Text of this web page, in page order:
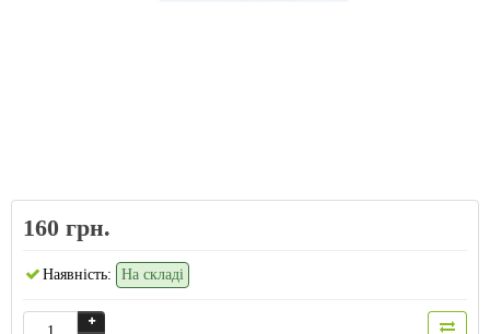
160 грн.
Наявність: На складі